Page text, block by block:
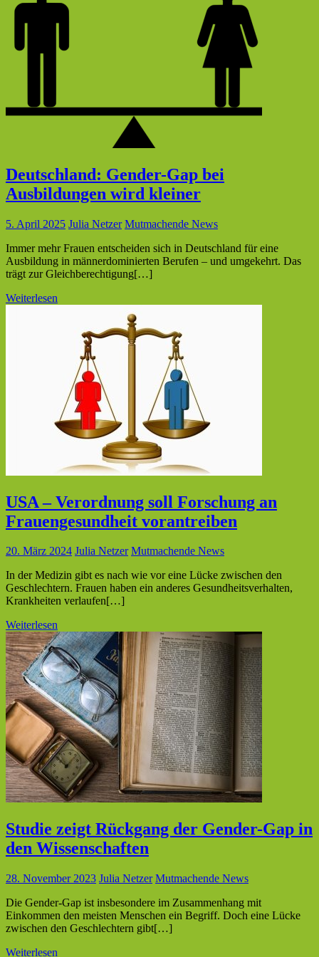
Deutschland: Gender-Gap bei
Ausbildungen wird kleiner
5. April 2025 Julia Netzer Mutmachende News
Immer mehr Frauen entscheiden sich in Deutschland für eine
Ausbildung in männerdominierten Berufen – und umgekehrt. Das
trägt zur Gleichberechtigung[…]
Weiterlesen
USA – Verordnung soll Forschung an
Frauengesundheit vorantreiben
20. März 2024 Julia Netzer Mutmachende News
In der Medizin gibt es nach wie vor eine Lücke zwischen den
Geschlechtern. Frauen haben ein anderes Gesundheitsverhalten,
Krankheiten verlaufen[…]
Weiterlesen
Studie zeigt Rückgang der Gender-Gap in
den Wissenschaften
28. November 2023 Julia Netzer Mutmachende News
Die Gender-Gap ist insbesondere im Zusammenhang mit
Einkommen den meisten Menschen ein Begriff. Doch eine Lücke
zwischen den Geschlechtern gibt[…]
Weiterlesen